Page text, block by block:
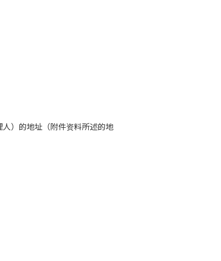
）的地址（附件资料所述的地